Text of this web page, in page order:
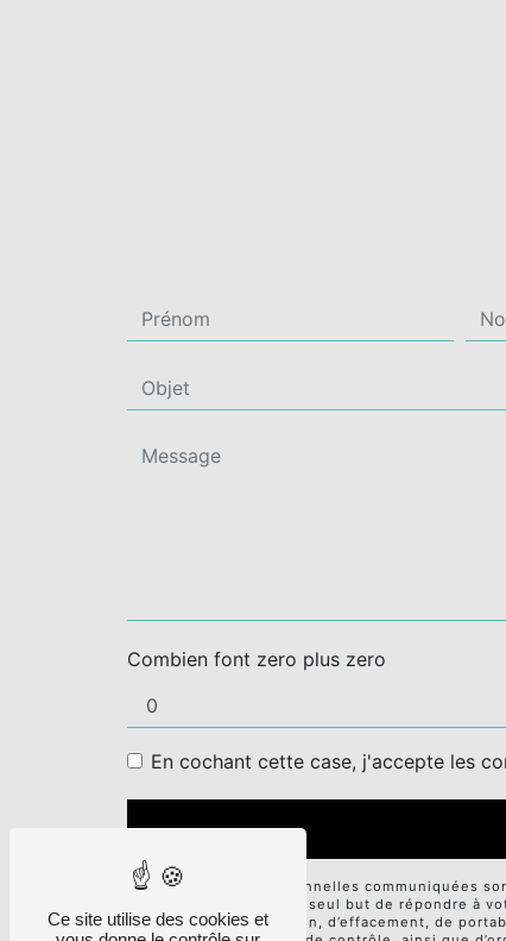
Combien font zero plus zero
En cochant cette case, j'accepte les
** Les données personnelles communiquées
sous-traitants dans le seul but de répondre à
d’accès, de rectification, d’effacement, de
Ce site utilise des cookies et